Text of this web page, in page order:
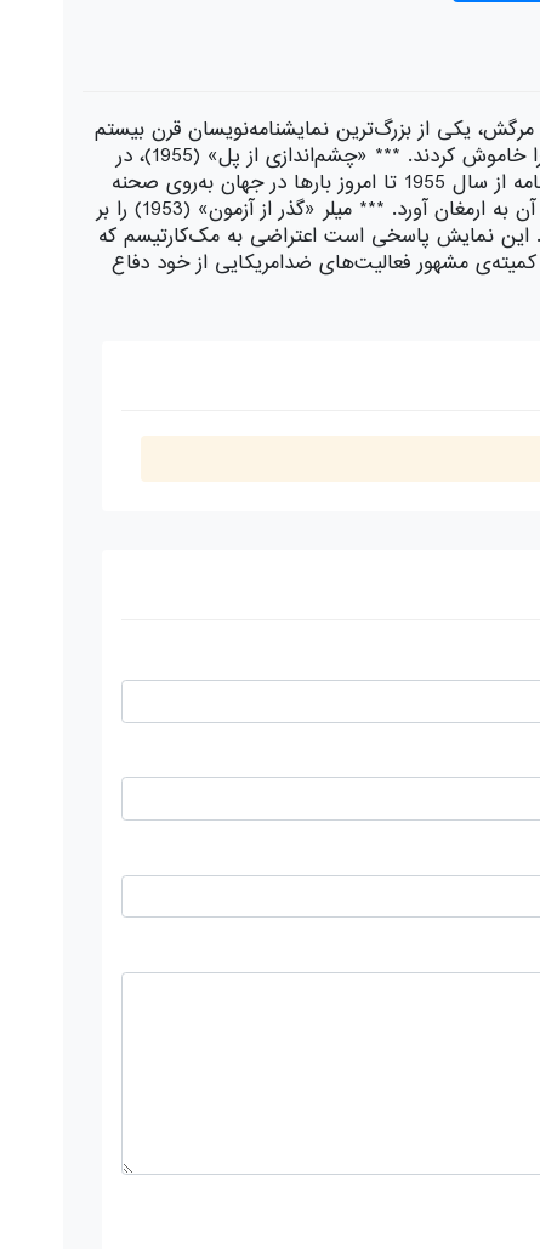
مرگش، یکی از بزرگ‌ترین نمایشنامه‌نویسان قرن بیستم
محسوب می‌شد. عده‌ای او را آخرین حرفه‌ای در تئاتر امریکا می‌دانند. با اعلام خبر مرگ او تمام تئاترهای برادوی چراغ‌هایشان را خاموش کردند. *** «چشم‌اندازی از پل» (1955)، در
امریکای دهه‌ی 1950 می‌گذرد و به‌ زندگی مهاجرانی می‌پردازد که در نزدیکی پل بروکلین در نیویورک زندگی‌ می‌کنند. این نمایشنامه از سال 1955 تا امروز بارها در جهان به‌روی صحنه
رفته است. اجرای آن در سال‌های 1997 و 1998 به‌کارگردانی مایکل مِیِر، جوایز تونی و درامادسک احیای یک نمایشنامه را برای آن به ارمغان آورد. *** میلر «گذر از آزمون» (1953) را بر
شدند، نوشته است. این نمایش پاسخی است اعتراضی به مک‌کارتیسم که
کمیته‌ی مشهور فعالیت‌های ضدامریکایی از خود دفاع